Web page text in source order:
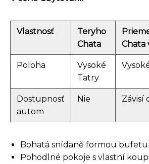
Vlastnosť
Teryho
Chata
Chata
Poloha
Vysoké
Tatry
Dostupnosť
autom
Nie Závisí
Bohatá snídaně formou bufetu
Pohodlné pokoje s vlastní